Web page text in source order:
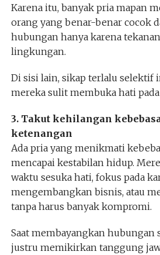
Karena itu, banyak pria mapan
orang yang benar-benar cocok
hubungan hanya karena
lingkungan.
Di sisi lain, sikap terlalu selektif
mereka sulit membuka hati
3. Takut kehilangan
ketenangan
Ada pria yang menikmati
mencapai kestabilan hidup.
waktu sesuka hati, fokus pada
mengembangkan bisnis, atau
tanpa harus banyak kompromi.
Saat membayangkan hubungan
justru memikirkan tanggung